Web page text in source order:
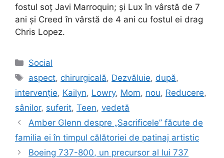
fostul soț Javi Marroquin; și Lux în vârstă de 7
ani și Creed în vârstă de 4 ani cu fostul ei drag
Chris Lopez.
Categories
Social
Tags
aspect, chirurgicală, Dezvăluie, după,
intervenție, Kailyn, Lowry, Mom, nou, Reducere,
sânilor, suferit, Teen, vedetă
Amber Glenn despre „Sacrificele” făcute de
familia ei în timpul călătoriei de patinaj artistic
Boeing 737-800, un precursor al lui 737